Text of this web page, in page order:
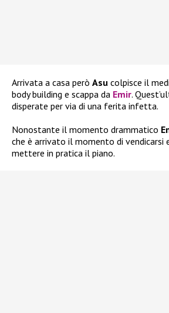
Arrivata a casa però Asu colpisce il
body building e scappa da Emir.
disperate per via di una ferita infetta.
Nonostante il momento drammatico
che è arrivato il momento di vendicarsi
mettere in pratica il piano.